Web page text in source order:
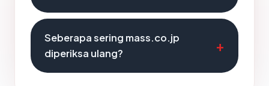
Seberapa sering mass.co.jp
diperiksa ulang?